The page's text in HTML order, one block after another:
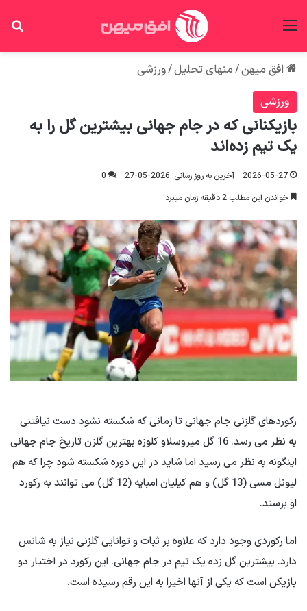
افق میهن/منهای تحلیل/ورزشی
ورزشی
بازیکنانی که در جام جهانی بیشترین گل را به
یک تیم زده‌اند
2026-05-27 آخرین به روز رسانی: 2026-05-27
0
خواندن این مطلب 2 دقیقه زمان میبرد
رکوردهای گلزنی جام جهانی تا زمانی که شکسته نشود دست نیافتنی
به نظر می رسد. 16 گل میروسلاو کلوزه بهترین گلزن تاریخ جام جهانی
اینگونه به نظر می رسید اما شاید در این دوره شکسته شود چرا که هم
لیونل مسی (13 گل) و هم کیلیان امباپه (12 گل) می توانند به رکورد
او برسند.
اما رکوردی وجود دارد که علاوه بر ثبات و توانایی گلزنی نیاز به شانس
دارد. بیشترین گل زده یک تیم در جام جهانی. این رکورد در اختیار دو
بازیکن است که یکی از آنها اخیرا به این رقم رسیده است.